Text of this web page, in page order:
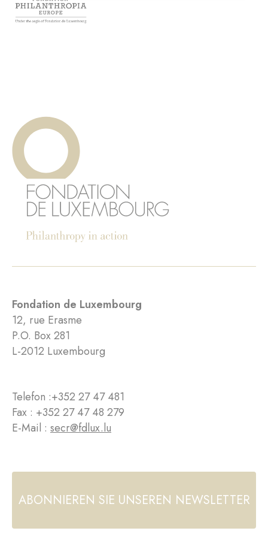
Fondation de Luxembourg
12, rue Erasme
P.O. Box 281
L-2012 Luxembourg
Telefon :+352 27 47 481
Fax : +352 27 47 48 279
E-Mail : secr@fdlux.lu
ABONNIEREN SIE UNSEREN NEWSLETTER